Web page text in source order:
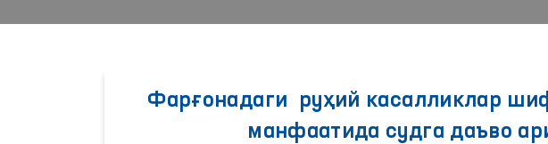
Фарғонадаги руҳий касалликлар
манфаатида судга даъво